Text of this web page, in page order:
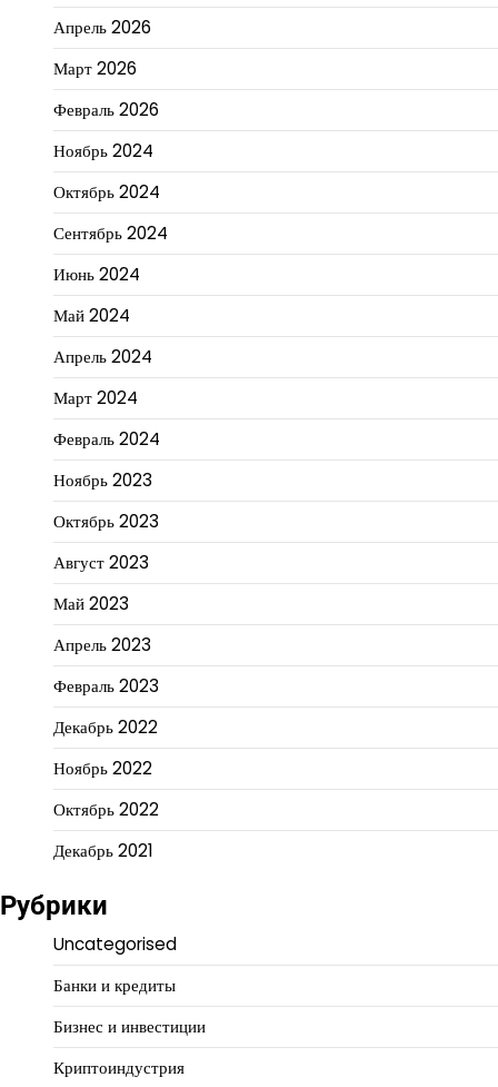
Апрель 2026
Март 2026
Февраль 2026
Ноябрь 2024
Октябрь 2024
Сентябрь 2024
Июнь 2024
Май 2024
Апрель 2024
Март 2024
Февраль 2024
Ноябрь 2023
Октябрь 2023
Август 2023
Май 2023
Апрель 2023
Февраль 2023
Декабрь 2022
Ноябрь 2022
Октябрь 2022
Декабрь 2021
Рубрики
Uncategorised
Банки и кредиты
Бизнес и инвестиции
Криптоиндустрия